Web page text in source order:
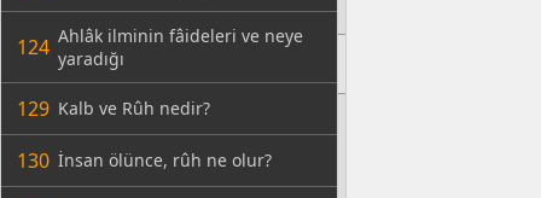
124 Ahlâk ilminin fâideleri ve neye
yaradığı
129 Kalb ve Rûh nedir?
130 İnsan ölünce, rûh ne olur?